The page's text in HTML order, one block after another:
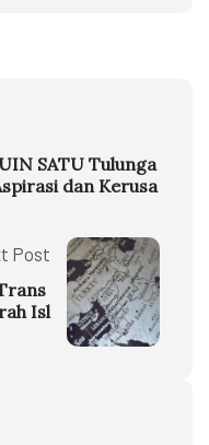
SATU Tulunga
dan Kerusa
Post
Isl